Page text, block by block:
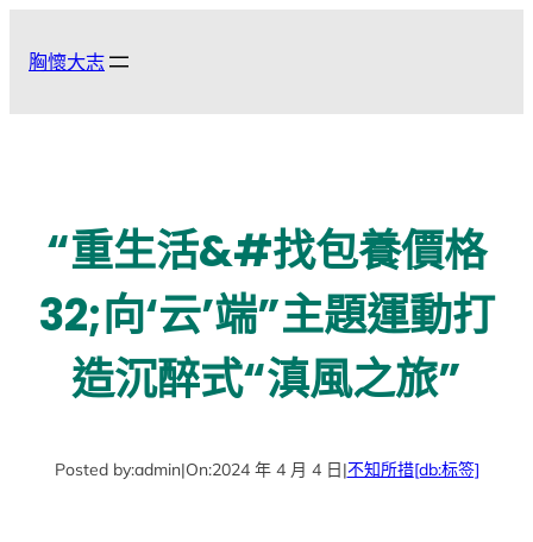
胸懷大志
“重生活&#找包養價格
32;向‘云’端”主題運動打
造沉醉式“滇風之旅”
Posted by:admin|On:2024 年 4 月 4 日|不知所措[db:标签]